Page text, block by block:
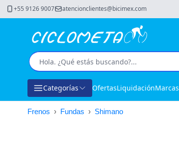
+55 9126 9007 atencionclientes@bicimex.com
Categorías OfertasLiquidaciónMarcas
Frenos › Fundas › Shimano